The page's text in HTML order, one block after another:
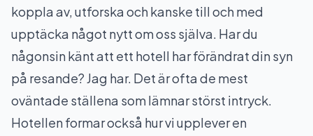
koppla av, utforska och kanske till och med
upptäcka något nytt om oss själva. Har du
någonsin känt att ett hotell har förändrat din syn
på resande? Jag har. Det är ofta de mest
oväntade ställena som lämnar störst intryck.
Hotellen formar också hur vi upplever en